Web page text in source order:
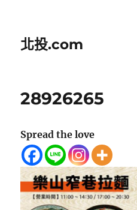
北投.com
28926265
Spread the love